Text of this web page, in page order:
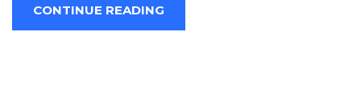
CONTINUE READING